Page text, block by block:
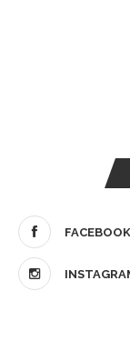
FACEBOOK